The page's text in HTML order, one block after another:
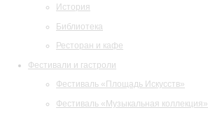
История
Библиотека
Ресторан и кафе
Фестивали и гастроли
Фестиваль «Площадь Искусств»
Фестиваль «Музыкальная коллекция»